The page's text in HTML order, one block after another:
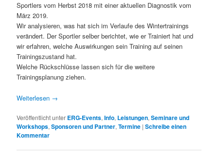
Sportlers vom Herbst 2018 mit einer aktuellen Diagnostik vom
März 2019.
Wir analysieren, was hat sich im Verlaufe des Wintertrainings
verändert. Der Sportler selber berichtet, wie er Trainiert hat und
wir erfahren, welche Auswirkungen sein Training auf seinen
Trainingszustand hat.
Welche Rückschlüsse lassen sich für die weitere
Trainingsplanung ziehen.
Weiterlesen →
Veröffentlicht unter ERG-Events,Info, Leistungen,Seminare und
Workshops,Sponsoren und Partner,Termine |Schreibe einen
Kommentar